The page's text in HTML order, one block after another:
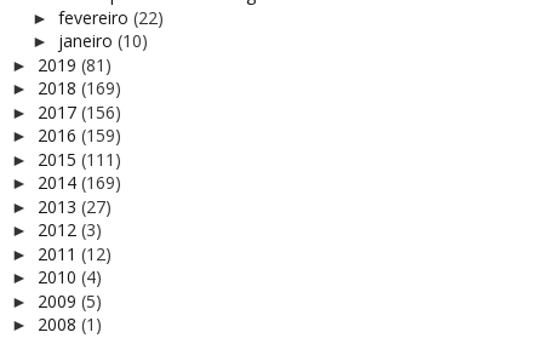
► fevereiro (22)
► janeiro (10)
► 2019 (81)
► 2018 (169)
► 2017 (156)
► 2016 (159)
► 2015 (111)
► 2014 (169)
► 2013 (27)
► 2012 (3)
► 2011 (12)
► 2010 (4)
► 2009 (5)
► 2008 (1)